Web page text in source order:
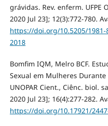
grávidas. Rev. enferm.
2020 Jul 23]; 12(3):772-780.
https://doi.org/10.5205/1981-
2018
Bomfim IQM, Melro BCF.
Sexual em Mulheres Durante
UNOPAR Cient., Ciênc. biol.
2020 Jul 23]; 16(4):277-282.
https://doi.org/10.17921/